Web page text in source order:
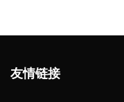
友情链接